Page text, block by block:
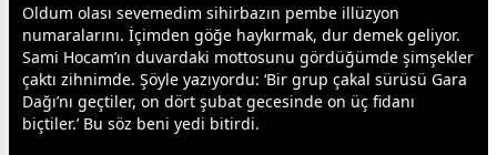
Oldum olası sevemedim sihirbazın pembe illüzyon
numaralarını. İçimden göğe haykırmak, dur demek geliyor.
Sami Hocam’ın duvardaki mottosunu gördüğümde şimşekler
çaktı zihnimde. Şöyle yazıyordu: ‘Bir grup çakal sürüsü Gara
Dağı’nı geçtiler, on dört şubat gecesinde on üç fidanı
biçtiler.’ Bu söz beni yedi bitirdi.